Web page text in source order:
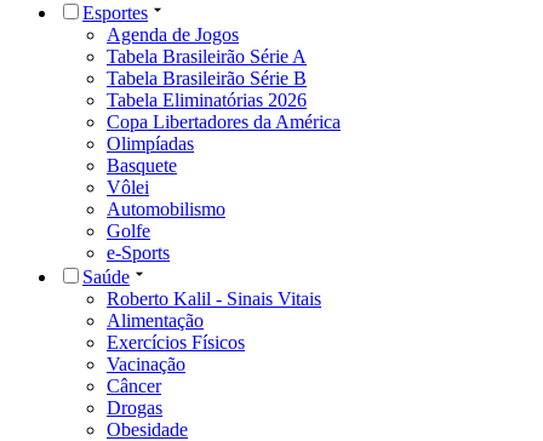
Esportes
Agenda de Jogos
Tabela Brasileirão Série A
Tabela Brasileirão Série B
Tabela Eliminatórias 2026
Copa Libertadores da América
Olimpíadas
Basquete
Vôlei
Automobilismo
Golfe
e-Sports
Saúde
Roberto Kalil - Sinais Vitais
Alimentação
Exercícios Físicos
Vacinação
Câncer
Drogas
Obesidade